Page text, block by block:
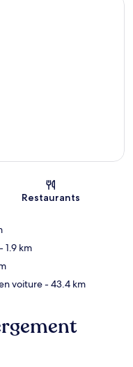
Restaurants
- 1.9 km
voiture- 43.4 km